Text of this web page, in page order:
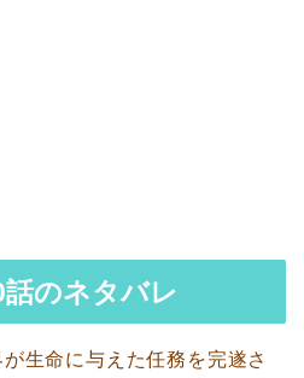
のネタバレ
生命に与えた任務を完遂さ